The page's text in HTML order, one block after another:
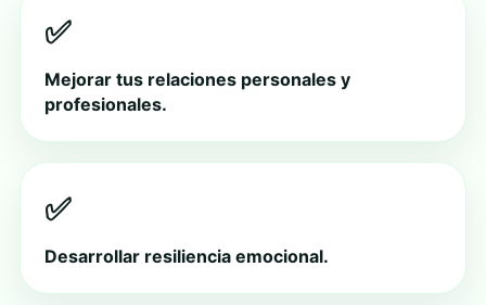
✅
Mejorar tus relaciones personales y
profesionales.
✅
Desarrollar resiliencia emocional.